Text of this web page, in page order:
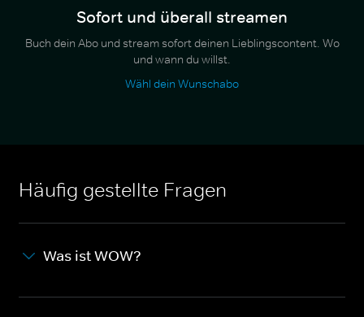
Sofort und überall streamen
Buch dein Abo und stream sofort deinen Lieblingscontent. Wo
und wann du willst.
Wähl dein Wunschabo
Häufig gestellte Fragen
Was ist WOW?